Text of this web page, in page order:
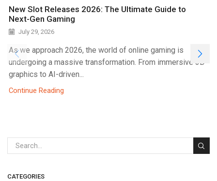
New Slot Releases 2026: The Ultimate Guide to
Next-Gen Gaming
July 29, 2026
As we approach 2026, the world of online gaming is
undergoing a massive transformation. From immersive 3D
graphics to AI-driven...
Continue Reading
CATEGORIES